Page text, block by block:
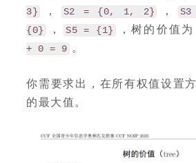
3}
， S2 = {0, 1, 2} ，
{0}
， S5 = {1} ，树的价值为
+ 0 = 9 。
你需要求出，在所有权值设置
的最大值。